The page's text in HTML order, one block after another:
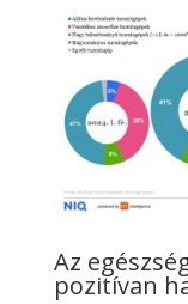
Az
pozitívan